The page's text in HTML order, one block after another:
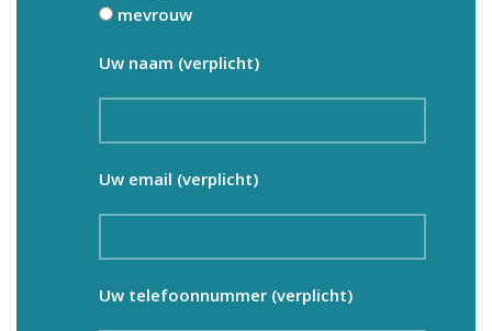
mevrouw
Uw naam (verplicht)
Uw email (verplicht)
Uw telefoonnummer (verplicht)